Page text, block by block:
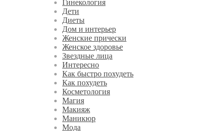
Гинекология
Дети
Диеты
Дом и интерьер
Женские прически
Женское здоровье
Звездные лица
Интересно
Как быстро похудеть
Как похудеть
Косметология
Магия
Макияж
Маникюр
Мода